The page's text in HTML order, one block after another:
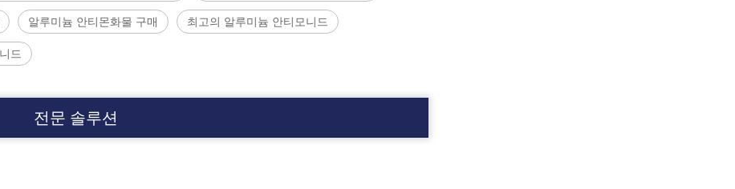
알루미늄 안티몬화물 구매 최고의 알루미늄 안티모니드
드
전문 솔루션